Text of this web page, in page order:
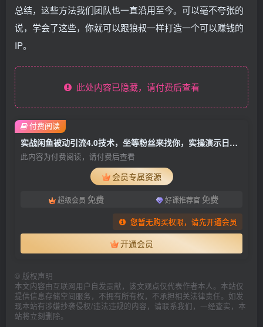
总结，这些方法我们团队也一直沿用至今。可以毫不夸张的
说，学会了这些，你就可以跟狼叔一样打造一个可以赚钱的
IP。
此处内容已隐藏，请付费后查看
实战闲鱼被动引流4.0技术，坐等粉丝来找你，实操演示日加200+精准粉
此内容为付费阅读，请付费后查看
会员专属资源
超级会员 免费 好课推荐官 免费
您暂无购买权限，请先开通会员
开通会员
付费阅读
© 版权声明
本文内容由互联网用户自发贡献，该文观点仅代表作者本人。本站仅
提供信息存储空间服务，不拥有所有权，不承担相关法律责任。如发
现本站有涉嫌抄袭侵权/违法违规的内容，请联系我们，一经查实，本
站将立刻删除。